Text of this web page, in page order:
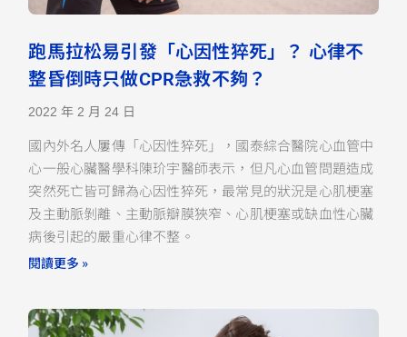
跑馬拉松易引發「心因性猝死」？ 心律不
整昏倒時只做CPR急救不夠？
2022 年 2 月 24 日
國內外名人屢傳「心因性猝死」，國泰綜合醫院心血管中
心一般心臟醫學科陳玠宇醫師表示，但凡心血管問題造成
突然死亡皆可歸為心因性猝死，最常見的狀況是心肌梗塞
及主動脈剝離、主動脈瓣膜狹窄、心肌梗塞或缺血性心臟
病後引起的嚴重心律不整。
閱讀更多 »